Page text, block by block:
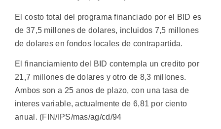
El costo total del programa financiado por el BID es
de 37,5 millones de dolares, incluidos 7,5 millones
de dolares en fondos locales de contrapartida.
El financiamiento del BID contempla un credito por
21,7 millones de dolares y otro de 8,3 millones.
Ambos son a 25 anos de plazo, con una tasa de
interes variable, actualmente de 6,81 por ciento
anual. (FIN/IPS/mas/ag/cd/94